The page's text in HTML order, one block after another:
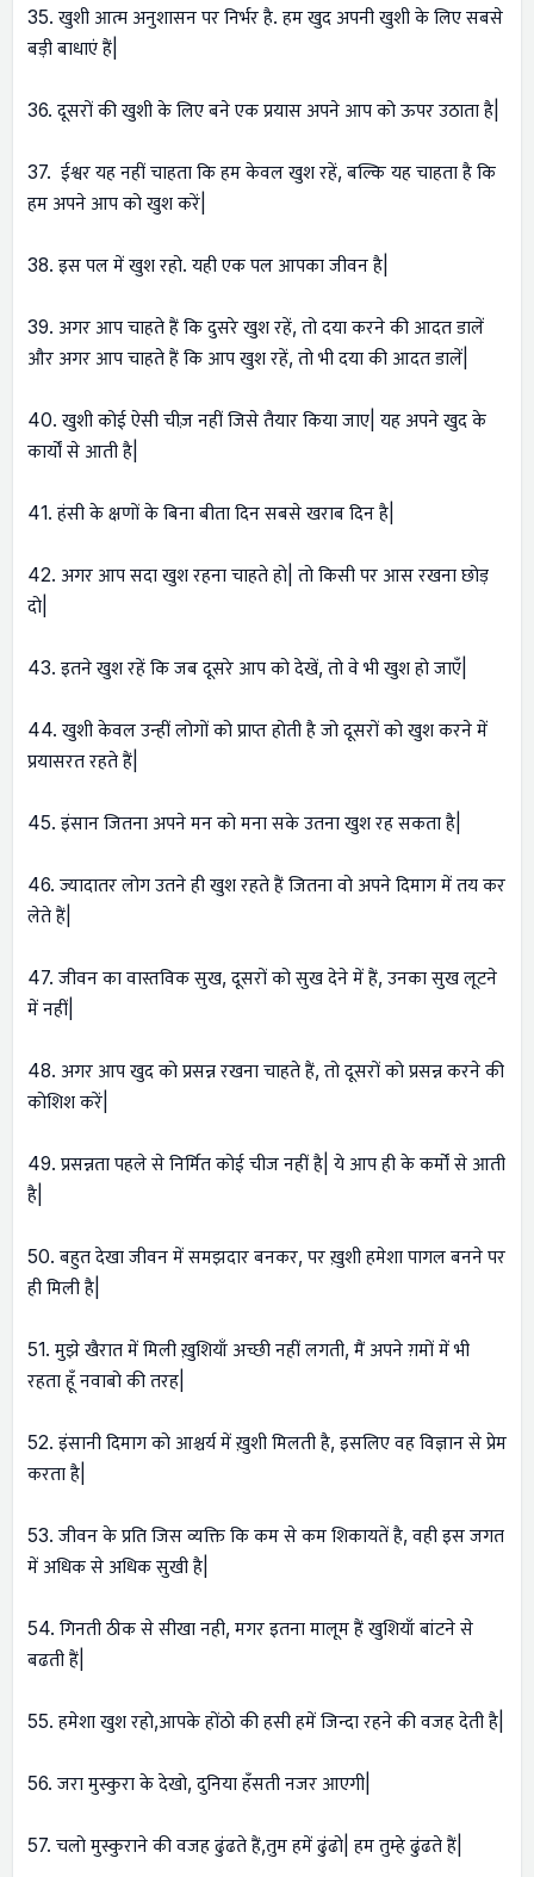
35. खुशी आत्म अनुशासन पर निर्भर है. हम खुद अपनी खुशी के लिए सबसे
बड़ी बाधाएं हैं|
36. दूसरों की खुशी के लिए बने एक प्रयास अपने आप को ऊपर उठाता है|
37. ईश्वर यह नहीं चाहता कि हम केवल खुश रहें, बल्कि यह चाहता है कि
हम अपने आप को खुश करें|
38. इस पल में खुश रहो. यही एक पल आपका जीवन है|
39. अगर आप चाहते हैं कि दुसरे खुश रहें, तो दया करने की आदत डालें
और अगर आप चाहते हैं कि आप खुश रहें, तो भी दया की आदत डालें|
40. खुशी कोई ऐसी चीज़ नहीं जिसे तैयार किया जाए| यह अपने खुद के
कार्यों से आती है|
41. हंसी के क्षणों के बिना बीता दिन सबसे खराब दिन है|
42. अगर आप सदा खुश रहना चाहते हो| तो किसी पर आस रखना छोड़
दो|
43. इतने खुश रहें कि जब दूसरे आप को देखें, तो वे भी खुश हो जाएँ|
44. खुशी केवल उन्हीं लोगों को प्राप्त होती है जो दूसरों को खुश करने में
प्रयासरत रहते हैं|
45. इंसान जितना अपने मन को मना सके उतना खुश रह सकता है|
46. ज्यादातर लोग उतने ही खुश रहते हैं जितना वो अपने दिमाग में तय कर
लेते हैं|
47. जीवन का वास्तविक सुख, दूसरों को सुख देने में हैं, उनका सुख लूटने
में नहीं|
48. अगर आप खुद को प्रसन्न रखना चाहते हैं, तो दूसरों को प्रसन्न करने की
कोशिश करें|
49. प्रसन्नता पहले से निर्मित कोई चीज नहीं है| ये आप ही के कर्मों से आती
है|
50. बहुत देखा जीवन में समझदार बनकर, पर ख़ुशी हमेशा पागल बनने पर
ही मिली है|
51. मुझे खैरात में मिली ख़ुशियाँ अच्छी नहीं लगती, मैं अपने ग़मों में भी
रहता हूँ नवाबो की तरह|
52. इंसानी दिमाग को आश्चर्य में ख़ुशी मिलती है, इसलिए वह विज्ञान से प्रेम
करता है|
53. जीवन के प्रति जिस व्यक्ति कि कम से कम शिकायतें है, वही इस जगत
में अधिक से अधिक सुखी है|
54. गिनती ठीक से सीखा नही, मगर इतना मालूम हैं खुशियाँ बांटने से
बढती हैं|
55. हमेशा खुश रहो,आपके होंठो की हसी हमें जिन्दा रहने की वजह देती है|
56. जरा मुस्कुरा के देखो, दुनिया हँसती नजर आएगी|
57. चलो मुस्कुराने की वजह ढुंढते हैं,तुम हमें ढुंढो| हम तुम्हे ढुंढते हैं|